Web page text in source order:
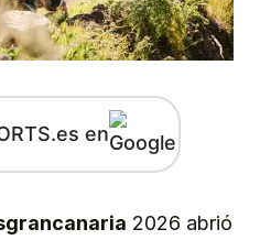
en
2026 abrió